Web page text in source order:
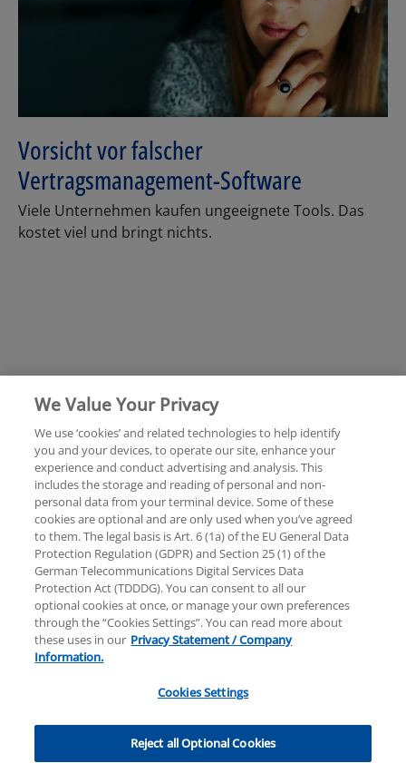
Vorsicht vor falscher
Vertragsmanagement-Software
Viele Unternehmen kaufen ungeeignete Tools. Das
kostet viel und bringt nichts.
Rechtliche Hinweise Datenschutzerklärung
Sitemap Hilfe Unternehmensangaben
© 2025 KPMG AG Wirtschaftsprüfungsgesellschaft,
eine Aktiengesellschaft nach deutschem Recht und
ein Mitglied der globalen KPMG-Organisation
unabhängiger Mitgliedsfirmen, die KPMG
International Limited, einer Private English Company
Limited by Guarantee, angeschlossen sind. Alle Rechte
We Value Your Privacy
We use ‘cookies’ and related technologies to help identify
you and your devices, to operate our site, enhance your
experience and conduct advertising and analysis. This
includes the storage and reading of personal and non-
personal data from your terminal device. Some of these
cookies are optional and are only used when you’ve agreed
to them. The legal basis is Art. 6 (1a) of the EU General Data
Protection Regulation (GDPR) and Section 25 (1) of the
German Telecommunications Digital Services Data
Protection Act (TDDDG). You can consent to all our
optional cookies at once, or manage your own preferences
through the “Cookies Settings”. You can read more about
these uses in our Privacy Statement / Company
Information.
Cookies Settings
Reject all Optional Cookies